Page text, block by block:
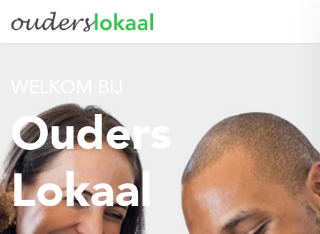
Ouders
Lokaal